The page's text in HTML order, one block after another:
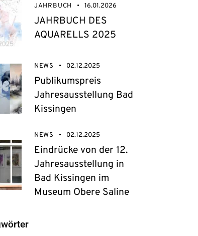
JAHRBUCH 16.01.2026
JAHRBUCH DES
AQUARELLS 2025
NEWS 02.12.2025
Publikumspreis
Jahresausstellung Bad
Kissingen
NEWS 02.12.2025
Eindrücke von der 12.
Jahresausstellung in
Bad Kissingen im
Museum Obere Saline